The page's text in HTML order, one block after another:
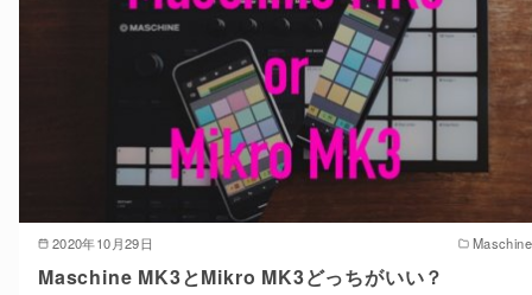
2020年10月29日 Maschine
Maschine MK3とMikro MK3どっちがいい？